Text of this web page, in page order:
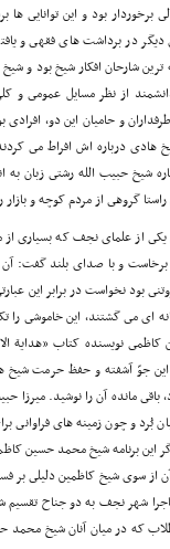
برخوردار بود و این توانایى
در برداشت هاى فقهى و
شارحان افکار شیخ بود و شیخ
از نظر مسایل عمومى و
و حامیان این دو،
هادى درباره اش افراط مى
شیخ حبیب الله رشتى زبان به
گروهى از مردم کوچه و بازار
از علماى نجف که بسیارى از
برخاست و با صداى بلند گفت:
بود نخواست در برابر این
اى مى گشتند، این خاموشى را
نویسنده کتاب «هدایة
جوّ آشفته و حفظ حرمت شیخ
مانده آن را نوشید. میرزا
بُرد و چون زمینه هاى
برنامه شیخ محمد حسین
سوى شیخ کاظمین دلیلى بر
شهر نجف به دو جناح
که در میان آنان شیخ محمد